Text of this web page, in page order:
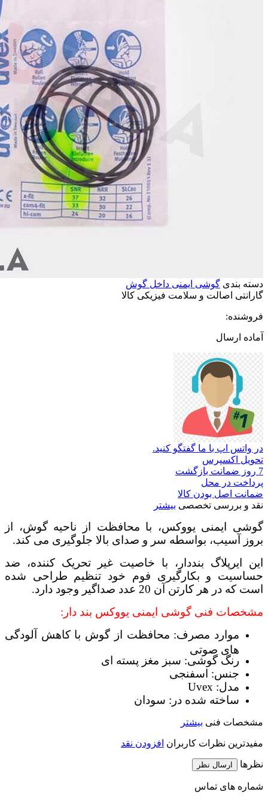
دسته بندی گوشی ایمنی داخل گوش
گارانتی اصالت و سلامت فیزیکی کالا
فروشنده:
آماده ارسال
در واتس اپ با ما گفتگو کنید.
تحویل اکسپرس
7 روز ضمانت بازگشت
پرداخت در محل
ضمانت اصل بودن کالا
نقد و بررسی تخصصی بیشتر
گوشی ایمنی یووکس، با محافظت از ناحیه گوش، از
بروز آسیب، بواسطه سر و صدای بالا جلوگیری می کند.
این ایرپلاگ بنددار، با خاصیت غیر تحریک کننده، ضد
حساسیت و بکارگیری فوم خود تنظیم طراحی شده
است که در هر کارتن آن 20 عدد صداگیر وجود دارد.
مشخصات فنی گوشی ایمنی یووکس بند دار:
موارد مصرف: محافظت از گوش با کاهش آلودگی
های صوتی
رنگ گوشی: سبز مغز پسته ای
جنس: اسفنجی
مدل: Uvex
ساخته شده در: سودان
مشخصات فنی بیشتر
مفیدترین نظرات کاربران افزودن نقد
نظرها ارسال نظر
شماره های تماس